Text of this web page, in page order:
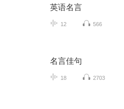
英语名言
12 566
名言佳句
18 2703